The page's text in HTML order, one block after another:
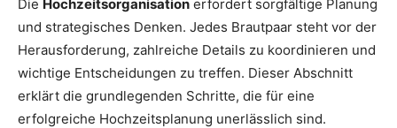
Die Hochzeitsorganisation erfordert sorgfältige Planung
und strategisches Denken. Jedes Brautpaar steht vor der
Herausforderung, zahlreiche Details zu koordinieren und
wichtige Entscheidungen zu treffen. Dieser Abschnitt
erklärt die grundlegenden Schritte, die für eine
erfolgreiche Hochzeitsplanung unerlässlich sind.